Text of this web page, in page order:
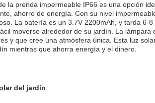
la prenda impermeable IP66 es una opción
ahorro de energía. Con su nivel
La batería es un 3.7V 2200mAh, y tarda 6-
moverse alrededor de su jardín. La
y que cree una atmósfera única. Esta luz
mientras que ahorra energía y el dinero.
del jardín